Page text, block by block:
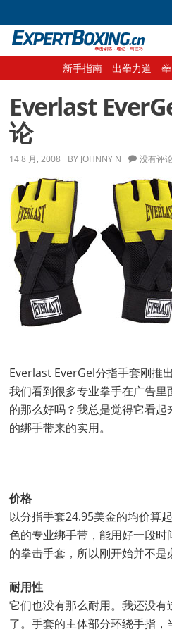
to
primary
to
main
to
primary
to
footer
新手指南 出拳力道
Everlast
论
14 8 月, 2008 BY JOHNNY N 没有评
Everlast EverGel分指手套刚推
我们看到很多专业拳手在广告
的那么好吗？我总是觉得它看
的绑手带来的实用。
价格
以分指手套24.95美金的均价算
色的专业绑手带，能用好一段
的拳击手套，所以刚开始并不是
耐用性
它们也没有那么耐用。我还没
了。手套的主体部分环绕手指